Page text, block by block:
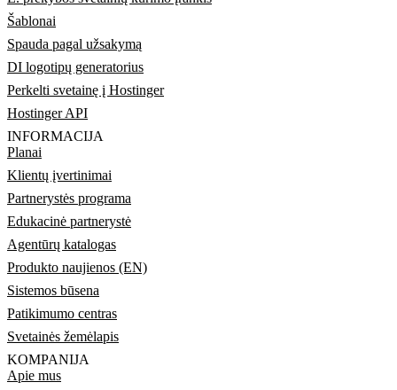
Šablonai
Spauda pagal užsakymą
DI logotipų generatorius
Perkelti svetainę į Hostinger
Hostinger API
INFORMACIJA
Planai
Klientų įvertinimai
Partnerystės programa
Edukacinė partnerystė
Agentūrų katalogas
Produkto naujienos (EN)
Sistemos būsena
Patikimumo centras
Svetainės žemėlapis
KOMPANIJA
Apie mus